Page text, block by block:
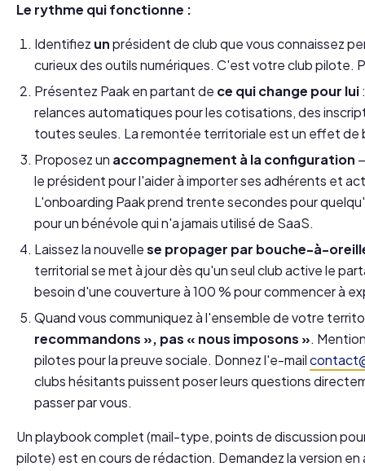
Le rythme qui fonctionne :
Identifiez unprésident de club que vous connaissez
curieux des outils numériques. C'est votre club pilote.
Présentez Paak en partant de ce qui change pour lui
relances automatiques pour les cotisations, des
toutes seules. La remontée territoriale est un effet de
Proposez un accompagnement à la configuration
le président pour l'aider à importer ses adhérents et
L'onboarding Paak prend trente secondes pour
pour un bénévole qui n'a jamais utilisé de SaaS.
Laissez la nouvellese propager par bouche-à-
territorial se met à jour dès qu'un seul club active le
besoin d'une couverture à 100 % pour commencer à
Quand vous communiquez à l'ensemble de votre
recommandons », pas « nous imposons ».
pilotes pour la preuve sociale. Donnez l'e-mail
clubs hésitants puissent poser leurs questions
passer par vous.
Un playbook complet (mail-type, points de discussion
pilote) est en cours de rédaction. Demandez la version en